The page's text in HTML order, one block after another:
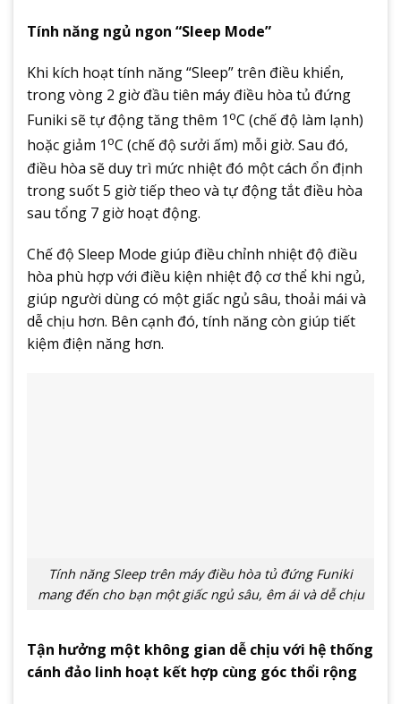
Tính năng ngủ ngon “Sleep Mode”
Khi kích hoạt tính năng “Sleep” trên điều khiển,
trong vòng 2 giờ đầu tiên máy điều hòa tủ đứng
Funiki sẽ tự động tăng thêm 1oC (chế độ làm lạnh)
hoặc giảm 1oC (chế độ sưởi ấm) mỗi giờ. Sau đó,
điều hòa sẽ duy trì mức nhiệt đó một cách ổn định
trong suốt 5 giờ tiếp theo và tự động tắt điều hòa
sau tổng 7 giờ hoạt động.
Chế độ Sleep Mode giúp điều chỉnh nhiệt độ điều
hòa phù hợp với điều kiện nhiệt độ cơ thể khi ngủ,
giúp người dùng có một giấc ngủ sâu, thoải mái và
dễ chịu hơn. Bên cạnh đó, tính năng còn giúp tiết
kiệm điện năng hơn.
Tính năng Sleep trên máy điều hòa tủ đứng Funiki
mang đến cho bạn một giấc ngủ sâu, êm ái và dễ chịu
Tận hưởng một không gian dễ chịu với hệ thống
cánh đảo linh hoạt kết hợp cùng góc thổi rộng